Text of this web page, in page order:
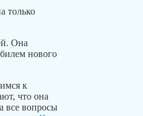
только
Она
нового
к
что она
все вопросы